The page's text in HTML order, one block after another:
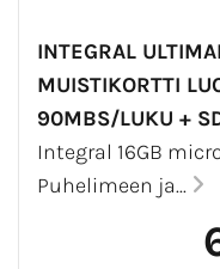
INTEGRAL
MUISTIKORTTI
90MBS/LUKU +
Integral 16GB
Puhelimeen ja...